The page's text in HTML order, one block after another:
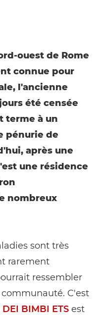
ouest de Rome
connue pour
l'ancienne
été censée
terme à un
pénurie de
après une
une résidence
nombreux
sont très
rarement
ressembler
C'est
BIMBI ETS est